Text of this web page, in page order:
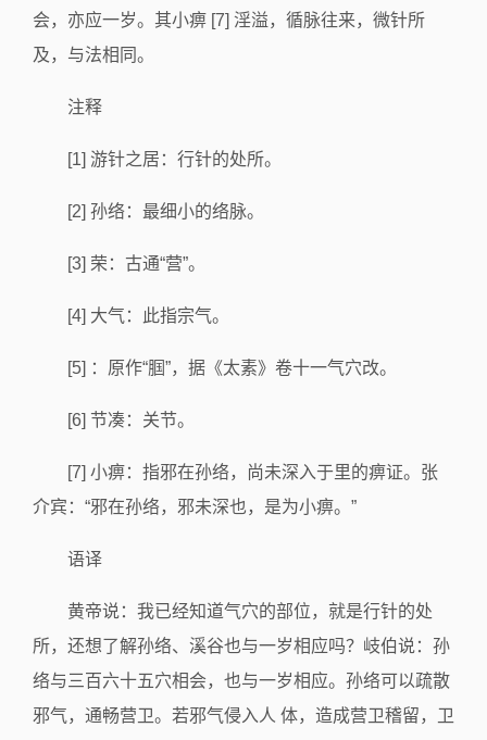
会，亦应一岁。其小痹 [7] 淫溢，循脉往来，微针所
及，与法相同。
注释
[1] 游针之居：行针的处所。
[2] 孙络：最细小的络脉。
[3] 荣：古通“营”。
[4] 大气：此指宗气。
[5] ：原作“腘”，据《太素》卷十一气穴改。
[6] 节凑：关节。
[7] 小痹：指邪在孙络，尚未深入于里的痹证。张
介宾：“邪在孙络，邪未深也，是为小痹。”
语译
黄帝说：我已经知道气穴的部位，就是行针的处
所，还想了解孙络、溪谷也与一岁相应吗？岐伯说：孙
络与三百六十五穴相会，也与一岁相应。孙络可以疏散
邪气，通畅营卫。若邪气侵入人 体，造成营卫稽留，卫